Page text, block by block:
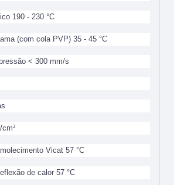
190 - 230 °C
(com cola PVP) 35 - 45 °C
< 300 mm/s
Vicat 57 °C
de calor 57 °C